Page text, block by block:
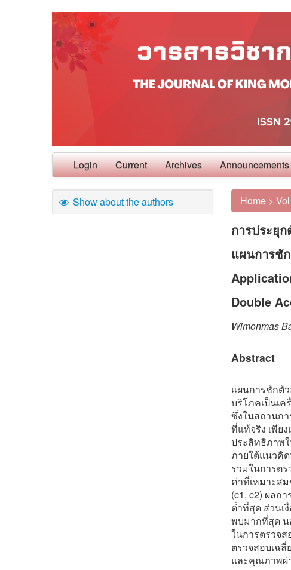
Login Current Archives Announcements
Show about the authors Home >
การประยุ
แผนการชั
Double
Wimonmas
Abstract
แผนการชักตั
บริโภคเป็นเ
ซึ่งในสถานก
ที่แท้จริง เพีย
ประสิทธิภาพ
ภายใต้แนวคิ
รวมในการต
ค่าที่เหมาะส
(c1, c2) ผลก
ต่ำที่สุด ส่วนเ
พบมากที่สุด น
ในการตรวจส
ตรวจสอบเฉ
และคุณภาพผ่